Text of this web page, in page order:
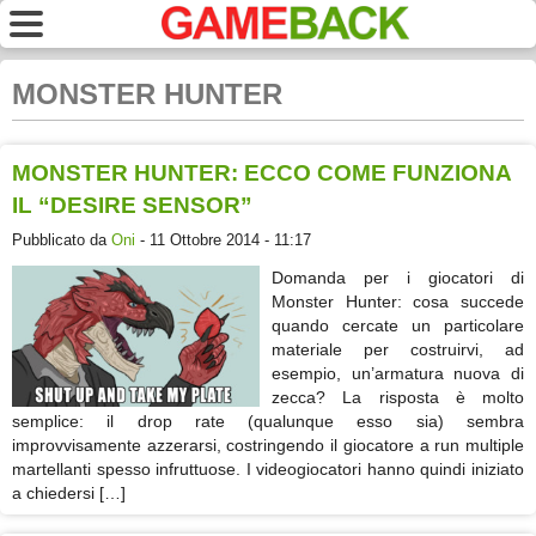
MONSTER HUNTER
MONSTER HUNTER: ECCO COME FUNZIONA
IL “DESIRE SENSOR”
Pubblicato da Oni - 11 Ottobre 2014 - 11:17
Domanda per i giocatori di
Monster Hunter: cosa succede
quando cercate un particolare
materiale per costruirvi, ad
esempio, un’armatura nuova di
zecca? La risposta è molto
semplice: il drop rate (qualunque esso sia) sembra
improvvisamente azzerarsi, costringendo il giocatore a run multiple
martellanti spesso infruttuose. I videogiocatori hanno quindi iniziato
a chiedersi […]